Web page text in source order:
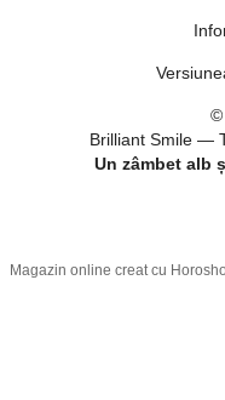
©
Brilliant Smile —
Un zâmbet alb
Magazin online creat cu